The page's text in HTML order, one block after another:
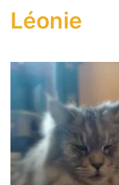
Léonie